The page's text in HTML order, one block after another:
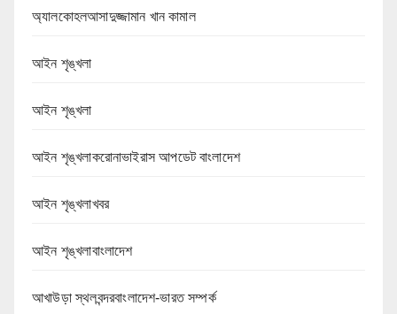
অ্যালকোহলআসাদুজ্জামান খান কামাল
আইন শৃঙ্খলা
আইন শৃঙ্খলা
আইন শৃঙ্খলাকরোনাভাইরাস আপডেট বাংলাদেশ
আইন শৃঙ্খলাখবর
আইন শৃঙ্খলাবাংলাদেশ
আখাউড়া স্থলবন্দরবাংলাদেশ-ভারত সম্পর্ক